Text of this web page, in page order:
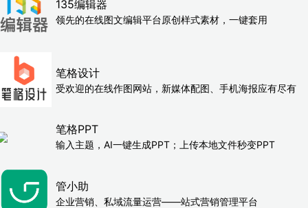
135编辑器
领先的在线图文编辑平台原创样式素材，一键套用
笔格设计
受欢迎的在线作图网站，新媒体配图、手机海报应有尽有
笔格PPT
输入主题，AI一键生成PPT；上传本地文件秒变PPT
管小助
企业营销、私域流量运营——站式营销管理平台